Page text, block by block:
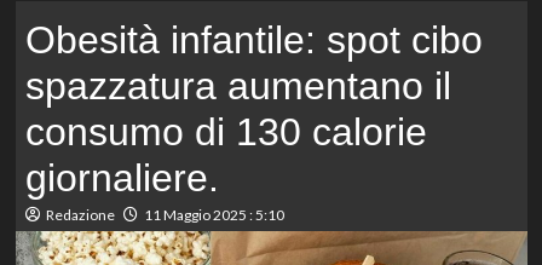
Obesità infantile: spot cibo
spazzatura aumentano il
consumo di 130 calorie
giornaliere.
Redazione 11 Maggio 2025 : 5:10